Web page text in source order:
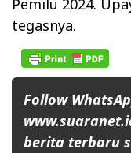
Pemilu 2024.
tegasnya.
Follow
berita terbaru